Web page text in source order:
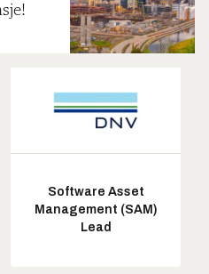
Software Asset
Management (SAM)
Lead